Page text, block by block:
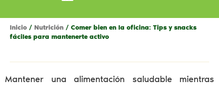
Inicio / Nutrición / Comer bien en la oficina: Tips y snacks
fáciles para mantenerte activo
Mantener una alimentación saludable mientras